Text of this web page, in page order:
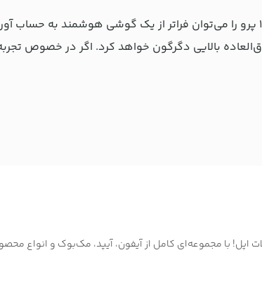
آیفون 17 پرو را می‌توان فراتر از یک گوشی هوشمند به
بالایی دگرگون خواهد کرد. اگر در خصوص
با مجموعه‌ای کامل از آیفون، آیپد، مک‌بوک و انواع